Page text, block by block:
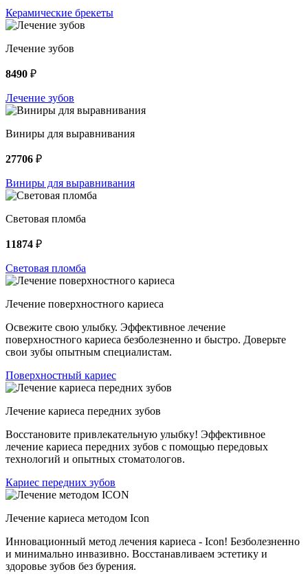
Керамические брекеты
Лечение зубов
8490 ₽
Лечение зубов
Виниры для выравнивания
27706 ₽
Виниры для выравнивания
Световая пломба
11874 ₽
Световая пломба
Лечение поверхностного кариеса
Освежите свою улыбку. Эффективное лечение
поверхностного кариеса безболезненно и быстро. Доверьте
свои зубы опытным специалистам.
Поверхностный кариес
Лечение кариеса передних зубов
Восстановите привлекательную улыбку! Эффективное
лечение кариеса передних зубов с помощью передовых
технологий и опытных стоматологов.
Кариес передних зубов
Лечение кариеса методом Icon
Инновационный метод лечения кариеса - Icon! Безболезненно
и минимально инвазивно. Восстанавливаем эстетику и
здоровье зубов без бурения.